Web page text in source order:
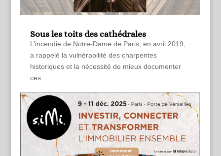
Sous les toits des cathédrales
L’incendie de Notre-Dame de Paris, en avril 2019,
a rappelé la vulnérabilité des charpentes
historiques et la nécessité de mieux documenter
ces...